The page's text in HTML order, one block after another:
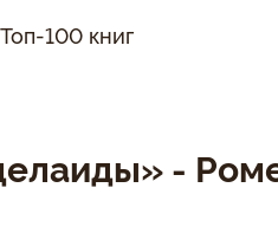
Топ-100 книг
-